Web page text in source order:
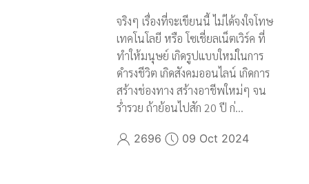
จริงๆ เรื่องที่จะเขียนนี้ ไม่ได้จงใจโทษ
เทคโนโลยี หรือ โซเชี่ยลเน็ตเวิร์ค ที่
ทำให้มนุษย์ เกิดรูปแบบใหม่ในการ
ดำรงชีวิต เกิดสังคมออนไลน์ เกิดการ
สร้างช่องทาง สร้างอาชีพใหม่ๆ จน
ร่ำรวย ถ้าย้อนไปสัก 20 ปี ก่...
2696 09 Oct 2024